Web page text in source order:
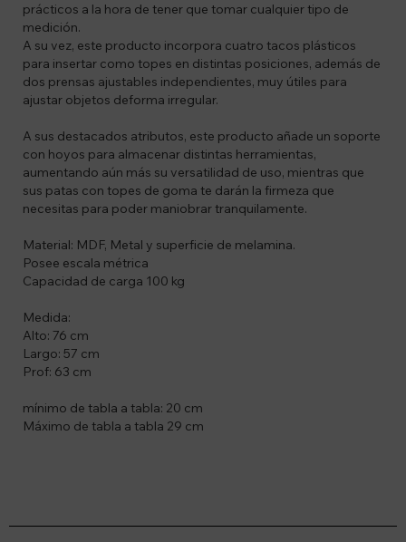
prácticos a la hora de tener que tomar cualquier tipo de
medición.
A su vez, este producto incorpora cuatro tacos plásticos
para insertar como topes en distintas posiciones, además de
dos prensas ajustables independientes, muy útiles para
ajustar objetos deforma irregular.
A sus destacados atributos, este producto añade un soporte
con hoyos para almacenar distintas herramientas,
aumentando aún más su versatilidad de uso, mientras que
sus patas con topes de goma te darán la firmeza que
necesitas para poder maniobrar tranquilamente.
Material: MDF, Metal y superficie de melamina.
Posee escala métrica
Capacidad de carga 100 kg
Medida:
Alto: 76 cm
Largo: 57 cm
Prof: 63 cm
mínimo de tabla a tabla: 20 cm
Máximo de tabla a tabla 29 cm